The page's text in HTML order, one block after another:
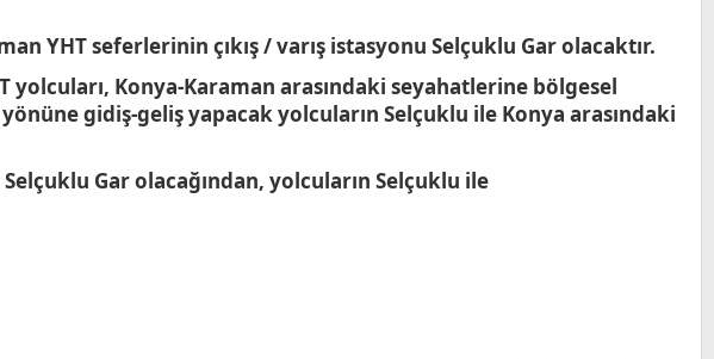
YHT seferlerinin çıkış / varış istasyonu Selçuklu Gar olacaktır.
Konya-Karaman arasındaki seyahatlerine bölgesel
gidiş-geliş yapacak yolcuların Selçuklu ile Konya arasındaki
Gar olacağından, yolcuların Selçuklu ile